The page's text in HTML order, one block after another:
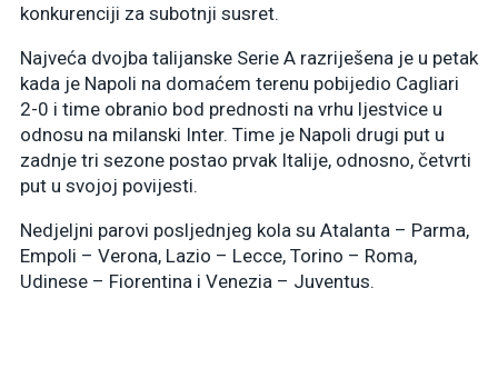
konkurenciji za subotnji susret.
Najveća dvojba talijanske Serie A razriješena je u petak
kada je Napoli na domaćem terenu pobijedio Cagliari
2-0 i time obranio bod prednosti na vrhu ljestvice u
odnosu na milanski Inter. Time je Napoli drugi put u
zadnje tri sezone postao prvak Italije, odnosno, četvrti
put u svojoj povijesti.
Nedjeljni parovi posljednjeg kola su Atalanta – Parma,
Empoli – Verona, Lazio – Lecce, Torino – Roma,
Udinese – Fiorentina i Venezia – Juventus.